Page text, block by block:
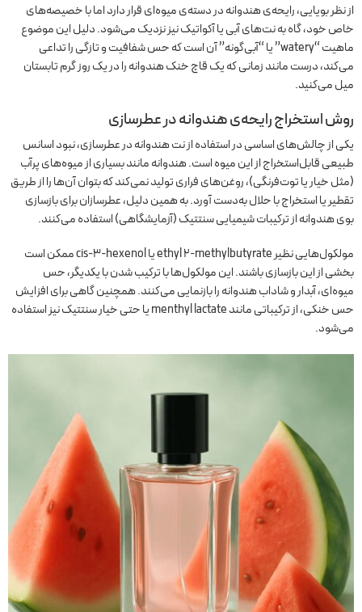
از نظر بویایی، رایحه‌ی هندوانه در دسته‌ی میوه‌ای قرار دارد اما با خصیصه‌های
خاص خود، گاه به نت‌های آبی یا آکواتیک نیز نزدیک می‌شود. دلیل این موضوع
ماهیت “watery” یا “آبی‌گونه” آن است که حس شفافیت و تازگی را تداعی
می‌کند، درست مانند زمانی که یک قاچ خنک هندوانه را در یک روز گرم تابستان
میل می‌کنید.
روش استخراج رایحه‌ی هندوانه در عطرسازی
یکی از چالش‌های اساسی در استفاده از نت هندوانه در عطرسازی، نبود اسانس
طبیعی قابل‌استخراج از این میوه است. هندوانه مانند بسیاری از میوه‌های پرآب
(مثل خیار یا توت‌فرنگی)، روغن‌های فراری تولید نمی‌کند که بتوان آن‌ها را از طریق
تقطیر یا استخراج با حلال به‌دست آورد. به همین دلیل، عطرسازان برای بازسازی
بوی هندوانه از ترکیبات شیمیایی سنتتیک (آزمایشگاهی) استفاده می‌کنند.
مولکول‌هایی نظیر ethyl 2-methylbutyrate یا cis-3-hexenol ممکن است
بخشی از این بازسازی باشند. این مولکول‌ها با ترکیب شدن با یکدیگر، حس
میوه‌ای، آبدار و شاداب هندوانه را بازنمایی می‌کنند. همچنین گاهی برای افزایش
حس خنکی، از ترکیباتی مانند menthyl lactate یا حتی خیار سنتتیک نیز استفاده
می‌شود.